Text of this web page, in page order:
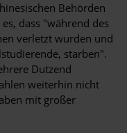
Behörden
dass "während des
verletzt wurden und
starben".
Dutzend
weiterhin nicht
mit großer